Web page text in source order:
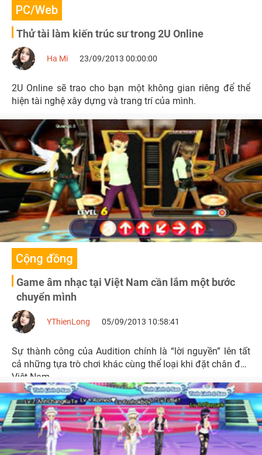
PC/Web
Thử tài làm kiến trúc sư trong 2U Online
Ha Mi 23/09/2013 00:00:00
2U Online sẽ trao cho bạn một không gian riêng để thể
hiện tài nghệ xây dựng và trang trí của mình.
Cộng đồng
Game âm nhạc tại Việt Nam cần lắm một bước
chuyển mình
YThienLong 05/09/2013 10:58:41
Sự thành công của Audition chính là “lời nguyền” lên tất
cả những tựa trò chơi khác cùng thể loại khi đặt chân đến
Việt Nam.